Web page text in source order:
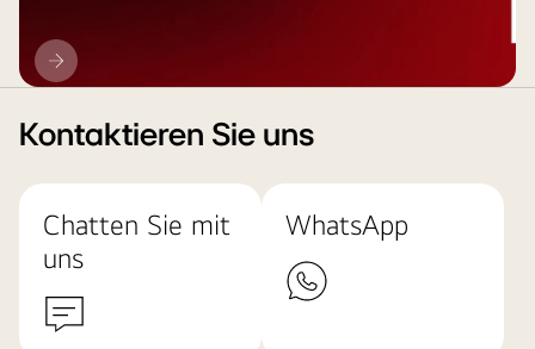
LG
Aktualisieren
Kontaktieren Sie uns
Chatten Sie mit
uns
WhatsApp